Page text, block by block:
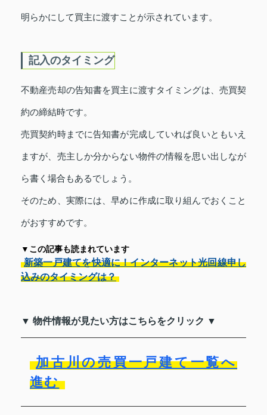
明らかにして買主に渡すことが示されています。
記入のタイミング
不動産売却の告知書を買主に渡すタイミングは、売買契
約の締結時です。
売買契約時までに告知書が完成していれば良いともいえ
ますが、売主しか分からない物件の情報を思い出しなが
ら書く場合もあるでしょう。
そのため、実際には、早めに作成に取り組んでおくこと
がおすすめです。
▼この記事も読まれています
新築一戸建てを快適に！インターネット光回線申し
込みのタイミングは？
▼ 物件情報が見たい方はこちらをクリック ▼
加古川の売買一戸建て一覧へ
進む